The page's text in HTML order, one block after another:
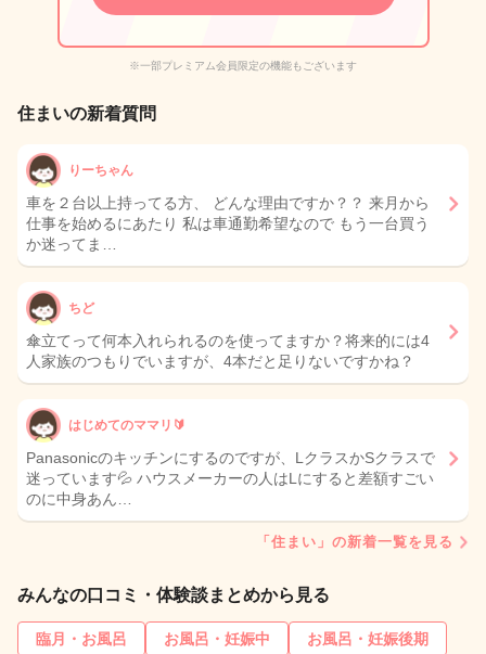
※一部プレミアム会員限定の機能もございます
住まいの新着質問
りーちゃん
車を２台以上持ってる方、 どんな理由ですか？？ 来月から
仕事を始めるにあたり 私は車通勤希望なので もう一台買う
か迷ってま…
ちど
傘立てって何本入れられるのを使ってますか？将来的には4
人家族のつもりでいますが、4本だと足りないですかね？
はじめてのママリ🔰
Panasonicのキッチンにするのですが、LクラスかSクラスで
迷っています💦 ハウスメーカーの人はLにすると差額すごい
のに中身あん…
「住まい」の新着一覧を見る
みんなの口コミ・体験談まとめから見る
臨月・お風呂 お風呂・妊娠中
お風呂・妊娠後期